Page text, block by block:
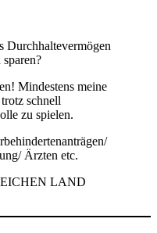
Durchhaltevermögen
Mindestens meine
schnell
zu spielen.
Ärzten etc.
LAND